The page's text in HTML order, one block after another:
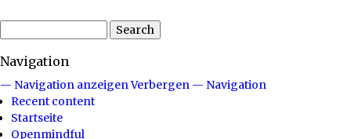
Navigation
— Navigation anzeigen Verbergen — Navigation
Recent content
Startseite
Openmindful